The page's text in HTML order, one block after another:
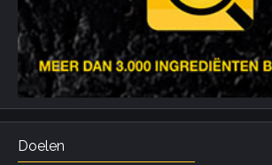
Doelen